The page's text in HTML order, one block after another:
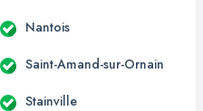
Nantois
Saint-Amand-sur-Ornain
Stainville